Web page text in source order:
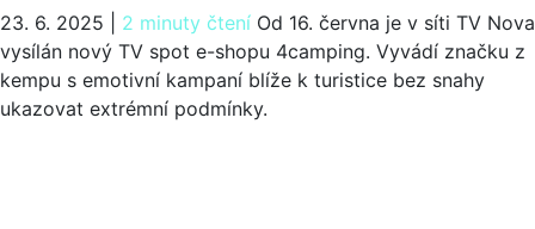
23. 6. 2025 2 minuty čtení Od 16. června je v síti TV Nova
vysílán nový TV spot e-shopu 4camping. Vyvádí značku z
kempu s emotivní kampaní blíže k turistice bez snahy
ukazovat extrémní podmínky.